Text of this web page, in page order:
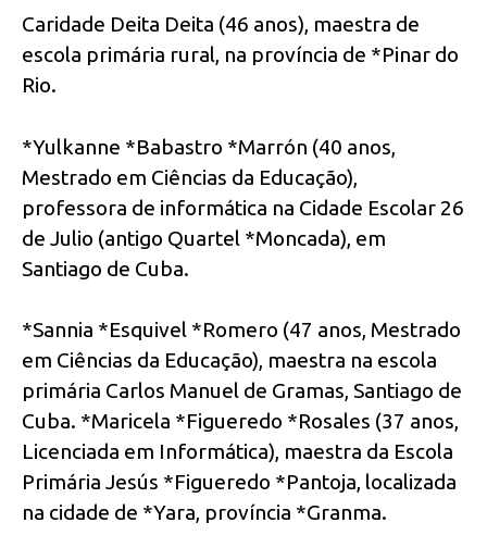
Caridade Deita Deita (46 anos), maestra de
escola primária rural, na província de *Pinar do
Rio.
*Yulkanne *Babastro *Marrón (40 anos,
Mestrado em Ciências da Educação),
professora de informática na Cidade Escolar 26
de Julio (antigo Quartel *Moncada), em
Santiago de Cuba.
*Sannia *Esquivel *Romero (47 anos, Mestrado
em Ciências da Educação), maestra na escola
primária Carlos Manuel de Gramas, Santiago de
Cuba. *Maricela *Figueredo *Rosales (37 anos,
Licenciada em Informática), maestra da Escola
Primária Jesús *Figueredo *Pantoja, localizada
na cidade de *Yara, província *Granma.